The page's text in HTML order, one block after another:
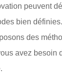
peuvent
bien
des
avez besoin